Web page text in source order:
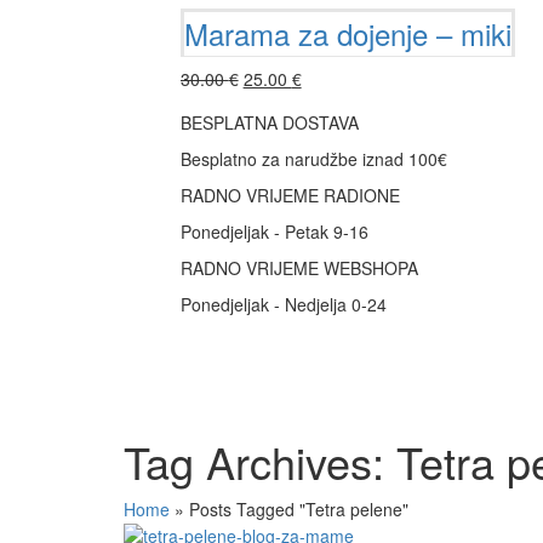
Marama za dojenje – miki
30.00€ 25.00 €
Add to cart
BESPLATNA DOSTAVA
Besplatno za narudžbe iznad 100€
RADNO VRIJEME RADIONE
Ponedjeljak - Petak 9-16
RADNO VRIJEME WEBSHOPA
Ponedjeljak - Nedjelja 0-24
Tag Archives: Tetra
Home » Posts Tagged "Tetra pelene"